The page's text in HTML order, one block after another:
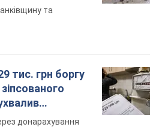
та
тис. грн боргу
донарахування